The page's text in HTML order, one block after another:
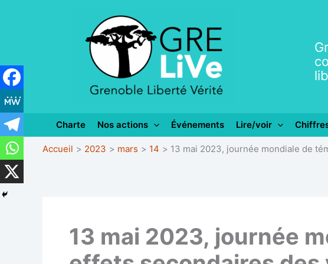
Charte Nos actions Événements Lire/voir
Accueil 2023 mars 14 13 mai 2023, journée mondiale de
13 mai 2023, journée